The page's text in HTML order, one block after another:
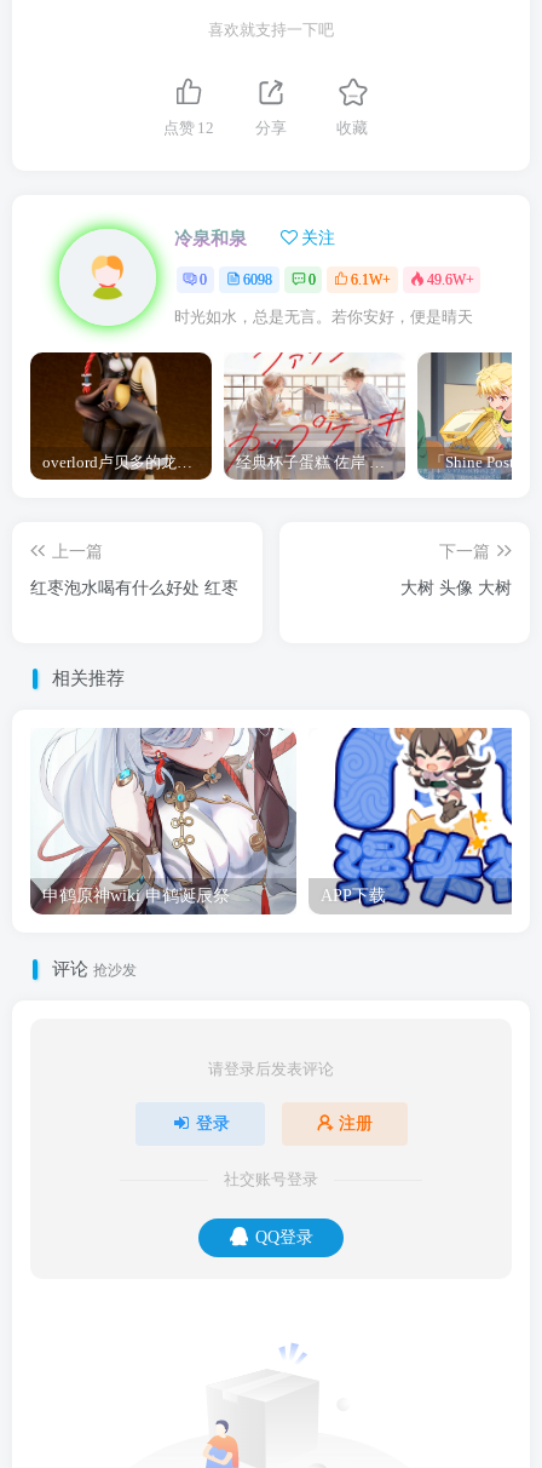
喜欢就支持一下吧
点赞 12 分享 收藏
冷泉和泉 关注
0 6098 0 6.1W+ 49.6W+
时光如水，总是无言。若你安好，便是晴天
overlord卢贝多的龙王谁厉害 「Overlord」露普斯蕾琪娜·贝塔手办开订 经典杯子蛋糕 佐岸 漫画「经典杯子蛋糕」宣布真人日剧化
上一篇
红枣泡水喝有什么好处 红枣
下一篇
大树 头像 大树
相关推荐
申鹤原神wiki 申鹤诞辰祭 APP下载
评论 抢沙发
请登录后发表评论
登录 注册
社交账号登录
QQ登录